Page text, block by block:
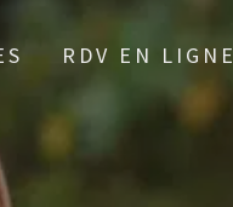
RDV EN LIGNE